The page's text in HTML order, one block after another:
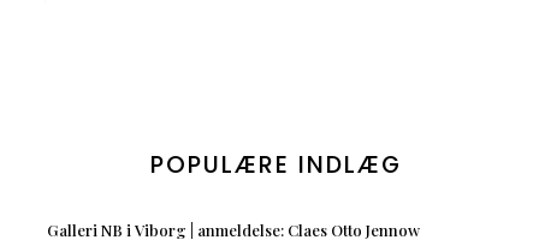
POPULÆRE INDLÆG
Galleri NB i Viborg | anmeldelse: Claes Otto Jennow